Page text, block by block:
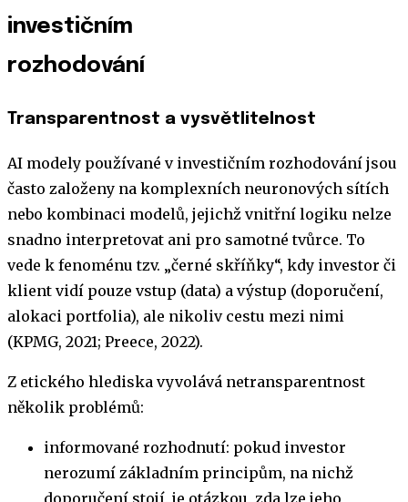
investičním
rozhodování
Transparentnost a vysvětlitelnost
AI modely používané v investičním rozhodování jsou
často založeny na komplexních neuronových sítích
nebo kombinaci modelů, jejichž vnitřní logiku nelze
snadno interpretovat ani pro samotné tvůrce. To
vede k fenoménu tzv. „černé skříňky“, kdy investor či
klient vidí pouze vstup (data) a výstup (doporučení,
alokaci portfolia), ale nikoliv cestu mezi nimi
(KPMG, 2021; Preece, 2022).
Z etického hlediska vyvolává netransparentnost
několik problémů:
informované rozhodnutí: pokud investor
nerozumí základním principům, na nichž